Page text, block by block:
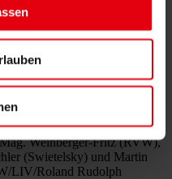
(BK) verantwortlich.
der RVW und freuen uns
erfolgreich
Rauhs (LIV), Peter Jagsch
Weinberger-Fritz (RVW),
(Swietelsky) und Martin
LIV/Roland Rudolph